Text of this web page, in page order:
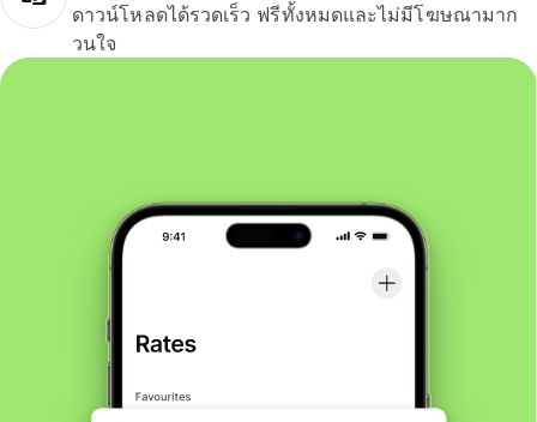
ดาวน์โหลดได้รวดเร็ว ฟรีทั้งหมดและไม่มีโฆษณามาก
วนใจ